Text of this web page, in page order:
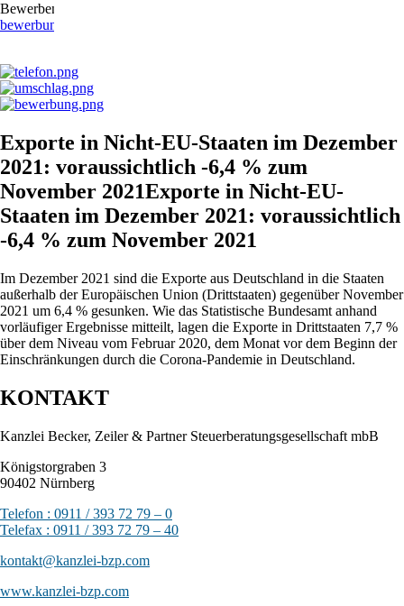
Bewerben Sie sich online oder per E-Mail
bewerbung@stb-becker-zeiler.de
Exporte in Nicht-EU-Staaten im Dezember
2021: voraussichtlich -6,4 % zum
November 2021Exporte in Nicht-EU-
Staaten im Dezember 2021: voraussichtlich
-6,4 % zum November 2021
Im Dezember 2021 sind die Exporte aus Deutschland in die Staaten
außerhalb der Europäischen Union (Drittstaaten) gegenüber November
2021 um 6,4 % gesunken. Wie das Statistische Bundesamt anhand
vorläufiger Ergebnisse mitteilt, lagen die Exporte in Drittstaaten 7,7 %
über dem Niveau vom Februar 2020, dem Monat vor dem Beginn der
Einschränkungen durch die Corona-Pandemie in Deutschland.
KONTAKT
Kanzlei Becker, Zeiler & Partner Steuerberatungsgesellschaft mbB
Königstorgraben 3
90402 Nürnberg
Telefon : 0911 / 393 72 79 – 0
Telefax : 0911 / 393 72 79 – 40
kontakt@kanzlei-bzp.com
www.kanzlei-bzp.com